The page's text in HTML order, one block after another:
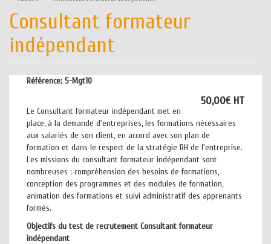
Consultant formateur
indépendant
Référence: 5-Mgt10
50,00€ HT
Le Consultant formateur indépendant met en
place, à la demande d'entreprises, les formations nécessaires
aux salariés de son client, en accord avec son plan de
formation et dans le respect de la stratégie RH de l'entreprise.
Les missions du consultant formateur indépendant sont
nombreuses : compréhension des besoins de formations,
conception des programmes et des modules de formation,
animation des formations et suivi administratif des apprenants
formés.
Objectifs du test de recrutement Consultant formateur
indépendant